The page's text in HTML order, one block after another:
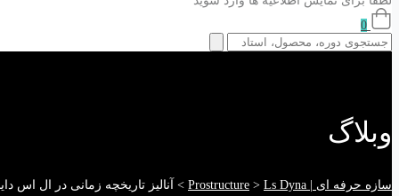
0
وبلاگ
سازه حرفه ای | Prostructure > Ls Dyna
> آنالیز تاریخچه زمانی در ال اس